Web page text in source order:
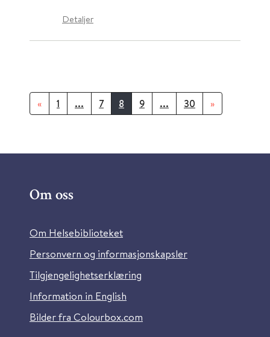
Detaljer
« 1 ... 7 8 9 ... 30 »
Om oss
Om Helsebiblioteket
Personvern og informasjonskapsler
Tilgjengelighetserklæring
Information in English
Bilder fra Colourbox.com